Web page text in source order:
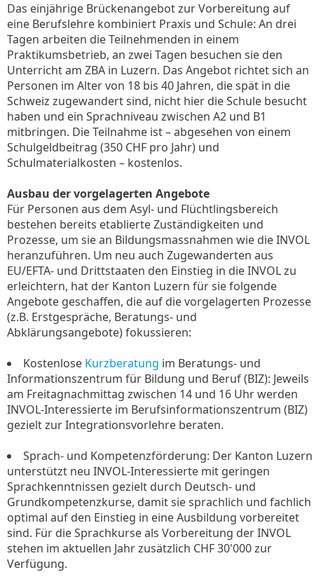
Das einjährige Brückenangebot zur Vorbereitung auf
eine Berufslehre kombiniert Praxis und Schule: An drei
Tagen arbeiten die Teilnehmenden in einem
Praktikumsbetrieb, an zwei Tagen besuchen sie den
Unterricht am ZBA in Luzern. Das Angebot richtet sich an
Personen im Alter von 18 bis 40 Jahren, die spät in die
Schweiz zugewandert sind, nicht hier die Schule besucht
haben und ein Sprachniveau zwischen A2 und B1
mitbringen. Die Teilnahme ist – abgesehen von einem
Schulgeldbeitrag (350 CHF pro Jahr) und
Schulmaterialkosten – kostenlos.
Ausbau der vorgelagerten Angebote
Für Personen aus dem Asyl- und Flüchtlingsbereich
bestehen bereits etablierte Zuständigkeiten und
Prozesse, um sie an Bildungsmassnahmen wie die INVOL
heranzuführen. Um neu auch Zugewanderten aus
EU/EFTA- und Drittstaaten den Einstieg in die INVOL zu
erleichtern, hat der Kanton Luzern für sie folgende
Angebote geschaffen, die auf die vorgelagerten Prozesse
(z.B. Erstgespräche, Beratungs- und
Abklärungsangebote) fokussieren:
Kostenlose Kurzberatung im Beratungs- und
Informationszentrum für Bildung und Beruf (BIZ): Jeweils
am Freitagnachmittag zwischen 14 und 16 Uhr werden
INVOL-Interessierte im Berufsinformationszentrum (BIZ)
gezielt zur Integrationsvorlehre beraten.
Sprach- und Kompetenzförderung: Der Kanton Luzern
unterstützt neu INVOL-Interessierte mit geringen
Sprachkenntnissen gezielt durch Deutsch- und
Grundkompetenzkurse, damit sie sprachlich und fachlich
optimal auf den Einstieg in eine Ausbildung vorbereitet
sind. Für die Sprachkurse als Vorbereitung der INVOL
stehen im aktuellen Jahr zusätzlich CHF 30'000 zur
Verfügung.